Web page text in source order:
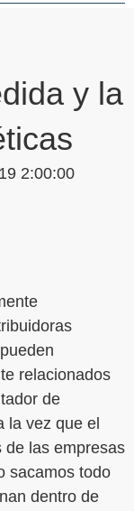
y la
2:00:00
relacionados
de
la vez que el
de las empresas
sacamos todo
dentro de